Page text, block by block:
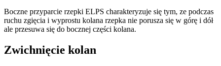
Boczne przyparcie rzepki ELPS charakteryzuje się tym, ze podczas
ruchu zgięcia i wyprostu kolana rzepka nie porusza się w górę i dół
ale przesuwa się do bocznej części kolana.
Zwichnięcie kolan